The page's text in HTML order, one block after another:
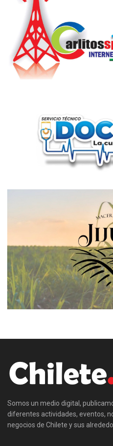
Somos un medio digital,
diferentes actividades, eventos,
negocios de Chilete y sus